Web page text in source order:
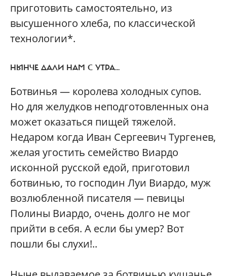
приготовить самостоятельно, из
высушенного хлеба, по классической
технологии*.
НЫНЧЕ ДАЛИ НАМ С УТРА...
Ботвинья — королева холодных супов.
Но для желудков неподготовленных она
может оказаться пищей тяжелой.
Недаром когда Иван Сергеевич Тургенев,
желая угостить семейство Виардо
исконной русской едой, приготовил
ботвинью, то господин Луи Виардо, муж
возлюбленной писателя — певицы
Полины Виардо, очень долго не мог
прийти в себя. А если бы умер? Вот
пошли бы слухи!..